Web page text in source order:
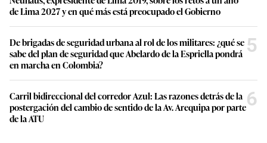
de Lima 2027 y en qué más está preocupado el Gobierno
De brigadas de seguridad urbana al rol de los militares: ¿qué se
sabe del plan de seguridad que Abelardo de la Espriella pondrá
en marcha en Colombia?
5
Carril bidireccional del corredor Azul: Las razones detrás de la
postergación del cambio de sentido de la Av. Arequipa por parte
de la ATU
6